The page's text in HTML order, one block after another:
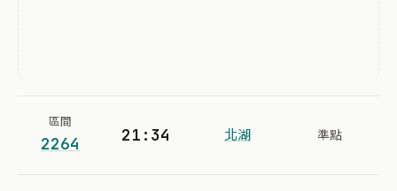
區間
2264 21:34 北湖 準點